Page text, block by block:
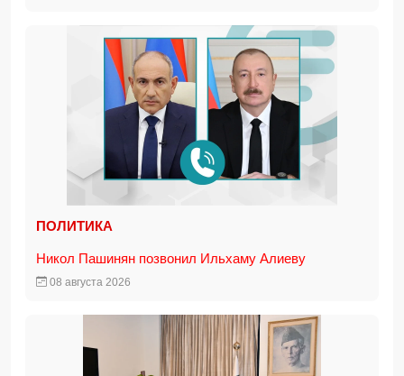
ПОЛИТИКА
Никол Пашинян позвонил Ильхаму Алиеву
08 августа 2026